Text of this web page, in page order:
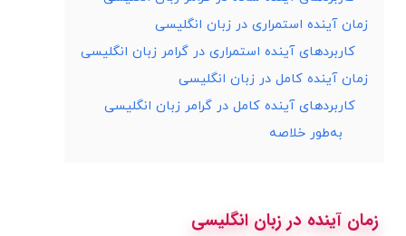
زمان آینده استمراری در زبان انگلیسی
کاربردهای آینده استمراری در گرامر زبان انگلیسی
زمان آینده کامل در زبان انگلیسی
کاربردهای آینده کامل در گرامر زبان انگلیسی
به‌طور خلاصه
زمان آینده در زبان انگلیسی